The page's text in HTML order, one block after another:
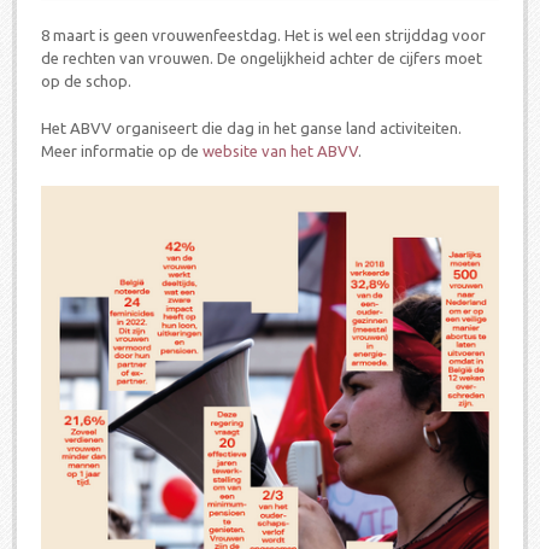
8 maart is geen vrouwenfeestdag. Het is wel een strijddag voor
de rechten van vrouwen. De ongelijkheid achter de cijfers moet
op de schop.
Het ABVV organiseert die dag in het ganse land activiteiten.
Meer informatie op de website van het ABVV.